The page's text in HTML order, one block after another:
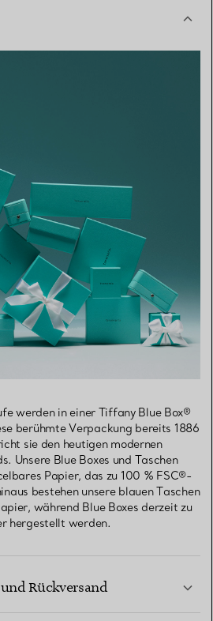
werden in einer Tiffany Blue Box®
berühmte Verpackung bereits 1886
sie den heutigen modernen
Unsere Blue Boxes und Taschen
Papier, das zu 100 % FSC®-
bestehen unsere blauen Taschen
während Blue Boxes derzeit zu
hergestellt werden.
Rückversand